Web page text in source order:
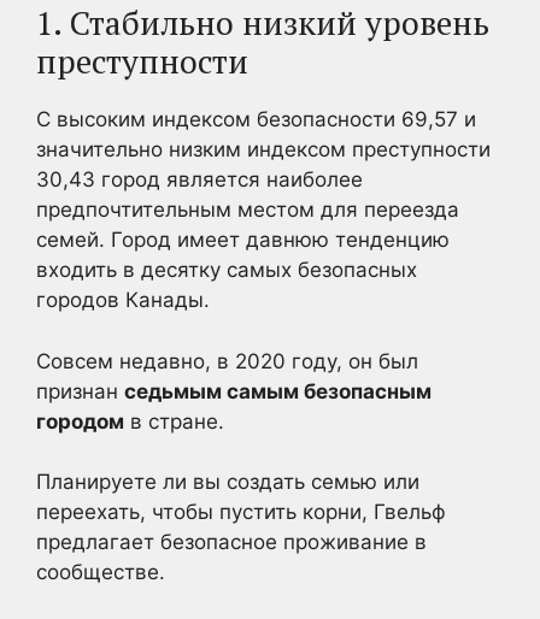
1. Стабильно низкий уровень
преступности
С высоким индексом безопасности 69,57 и
значительно низким индексом преступности
30,43 город является наиболее
предпочтительным местом для переезда
семей. Город имеет давнюю тенденцию
входить в десятку самых безопасных
городов Канады.
Совсем недавно, в 2020 году, он был
признан седьмым самым безопасным
городом в стране.
Планируете ли вы создать семью или
переехать, чтобы пустить корни, Гвельф
предлагает безопасное проживание в
сообществе.